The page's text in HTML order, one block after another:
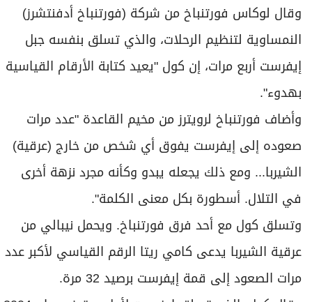
وقال لوكاس فورتنباخ من شركة (فورتنباخ ​أدفنتشرز)
النمساوية لتنظيم الرحلات، والذي تسلق بنفسه جبل
إيفرست ​أربع مرات، ‌إن كول "يعيد كتابة الأرقام القياسية
⁠بهدوء".
وأضاف ​فورتنباخ لرويترز من مخيم القاعدة "عدد مرات
صعوده إلى إيفرست يفوق أي شخص من خارج (عرقية)
الشيربا... ومع ذلك يجعله يبدو وكأنه مجرد نزهة أخرى
في التلال. أسطورة بكل معنى ‌الكلمة".
وتسلق كول مع أحد فرق فورتنباخ. ويحمل نيبالي ‌من
عرقية الشيربا يدعى كامي ريتا الرقم القياسي لأكبر عدد
مرات الصعود إلى قمة إيفرست برصيد 32 مرة.